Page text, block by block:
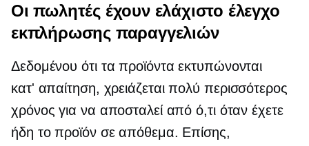
Οι πωλητές έχουν ελάχιστο έλεγχο
εκπλήρωσης παραγγελιών
Δεδομένου ότι τα προϊόντα εκτυπώνονται
κατ' απαίτηση, χρειάζεται πολύ περισσότερος
χρόνος για να αποσταλεί από ό,τι όταν έχετε
ήδη το προϊόν σε απόθεμα. Επίσης,